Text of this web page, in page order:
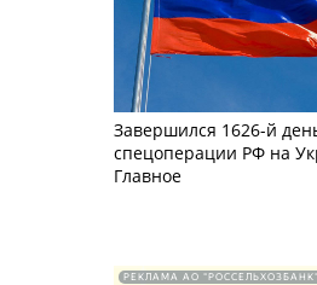
Завершился 1626-й
спецоперации РФ на
Главное
РЕКЛАМА АО